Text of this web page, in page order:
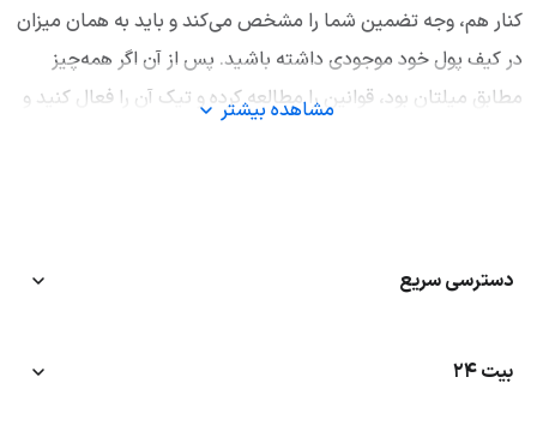
کنار هم، وجه تضمین شما را مشخص می‌کند و باید به همان میزان
در کیف پول خود موجودی داشته باشید. پس از آن اگر همه‌چیز
مطابق میلتان بود، قوانین را مطالعه کرده و تیک آن را فعال کنید و
(Maker) دارید و سفارش با قیمت مورد نظر شما انجام خواهد شد،
مشاهده بیشتر
دسترسی سریع
بیت ۲۴